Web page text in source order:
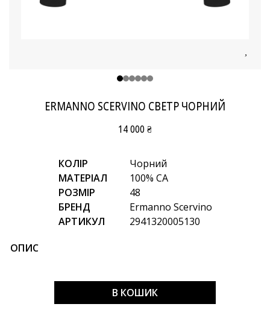
ERMANNO SCERVINO СВЕТР ЧОРНИЙ
14 000 ₴
КОЛІР
Чорний
МАТЕРІАЛ
100% CA
РОЗМІР
48
БРЕНД
Ermanno Scervino
АРТИКУЛ
2941320005130
ОПИС
В КОШИК